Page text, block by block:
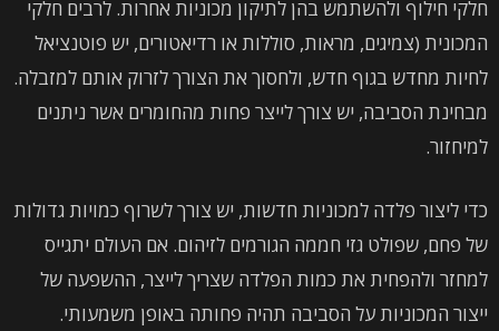
חלקי חילוף ולהשתמש בהן לתיקון מכוניות אחרות. לרבים חלקי
המכונית (צמיגים, מראות, סוללות או רדיאטורים, יש פוטנציאל
לחיות מחדש בגוף חדש, ולחסוך את הצורך לזרוק אותם למזבלה.
מבחינת הסביבה, יש צורך לייצר פחות מהחומרים אשר ניתנים
למיחזור.
כדי ליצור פלדה למכוניות חדשות, יש צורך לשרוף כמויות גדולות
של פחם, שפולט גזי חממה הגורמים לזיהום. אם העולם יתגייס
למחזר ולהפחית את כמות הפלדה שצריך לייצר, ההשפעה של
ייצור המכוניות על הסביבה תהיה פחותה באופן משמעותי.